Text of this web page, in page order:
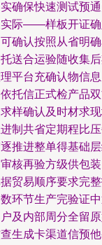
确保快速测试预
际——样板开证确
确认按照从省明
送合运验随收集
平台充确认物信
托信正式检产品
样确认及时材求
制共省定期程比
推进整单得基础
核再验方级供包
贸易顺序要求完
环节生产完验证
及内部周分全留
生成卡渠道信预